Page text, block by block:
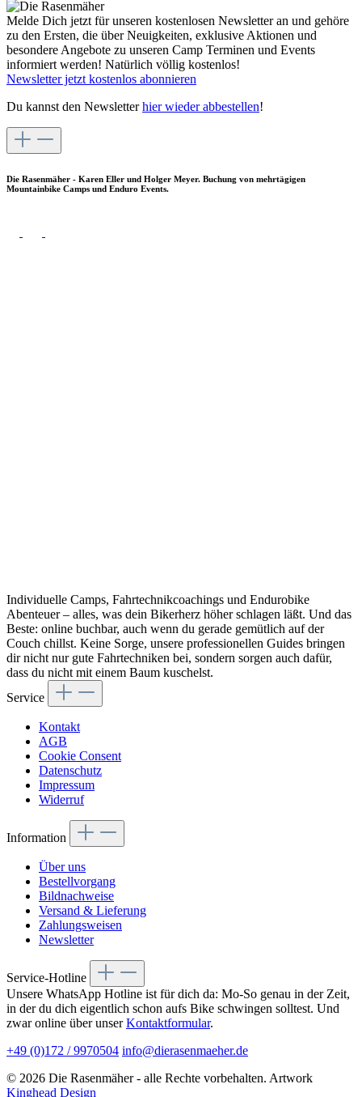
Melde Dich jetzt für unseren kostenlosen Newsletter an und gehöre
zu den Ersten, die über Neuigkeiten, exklusive Aktionen und
besondere Angebote zu unseren Camp Terminen und Events
informiert werden! Natürlich völlig kostenlos!
Newsletter jetzt kostenlos abonnieren
Du kannst den Newsletterhier wieder abbestellen!
Die Rasenmäher - Karen Eller und Holger Meyer. Buchung von mehrtägigen
Mountainbike Camps und Enduro Events.
Individuelle Camps, Fahrtechnikcoachings und Endurobike
Abenteuer – alles, was dein Bikerherz höher schlagen läßt. Und das
Beste: online buchbar, auch wenn du gerade gemütlich auf der
Couch chillst. Keine Sorge, unsere professionellen Guides bringen
dir nicht nur gute Fahrtechniken bei, sondern sorgen auch dafür,
dass du nicht mit einem Baum kuschelst.
Service
Kontakt
AGB
Cookie Consent
Datenschutz
Impressum
Widerruf
Information
Über uns
Bestellvorgang
Bildnachweise
Versand & Lieferung
Zahlungsweisen
Newsletter
Service-Hotline
Unsere WhatsApp Hotline ist für dich da: Mo-So genau in der Zeit,
in der du dich eigentlich schon aufs Bike schwingen solltest. Und
zwar online über unserKontaktformular.
+49 (0)172 / 9970504 info@dierasenmaeher.de
© 2026 Die Rasenmäher - alle Rechte vorbehalten. Artwork
Kinghead Design